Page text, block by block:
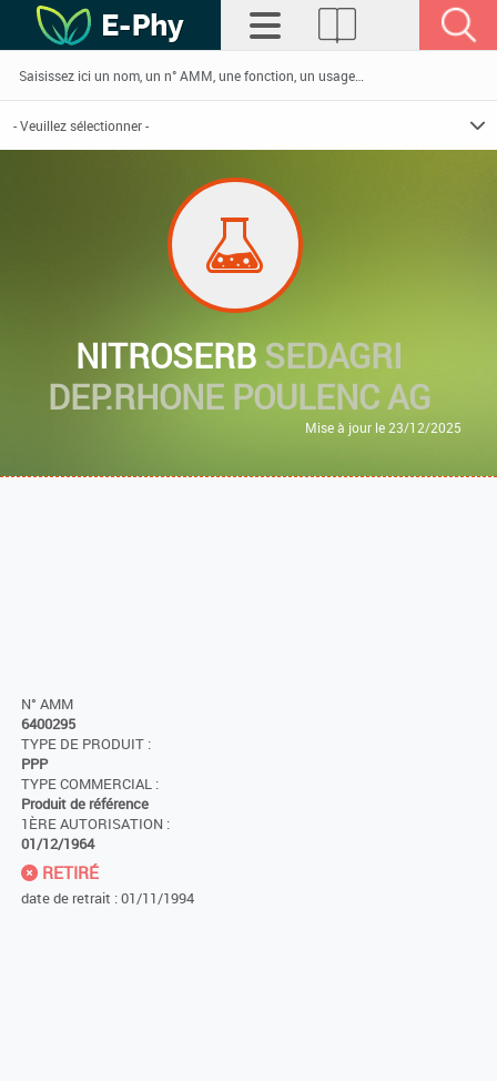
NITROSERBSEDAGRI
DEP.RHONE POULENC AG
Mise à jour le 23/12/2025
N° AMM
6400295
TYPE DE PRODUIT :
PPP
TYPE COMMERCIAL :
Produit de référence
1ÈRE AUTORISATION :
01/12/1964
RETIRÉ
date de retrait : 01/11/1994